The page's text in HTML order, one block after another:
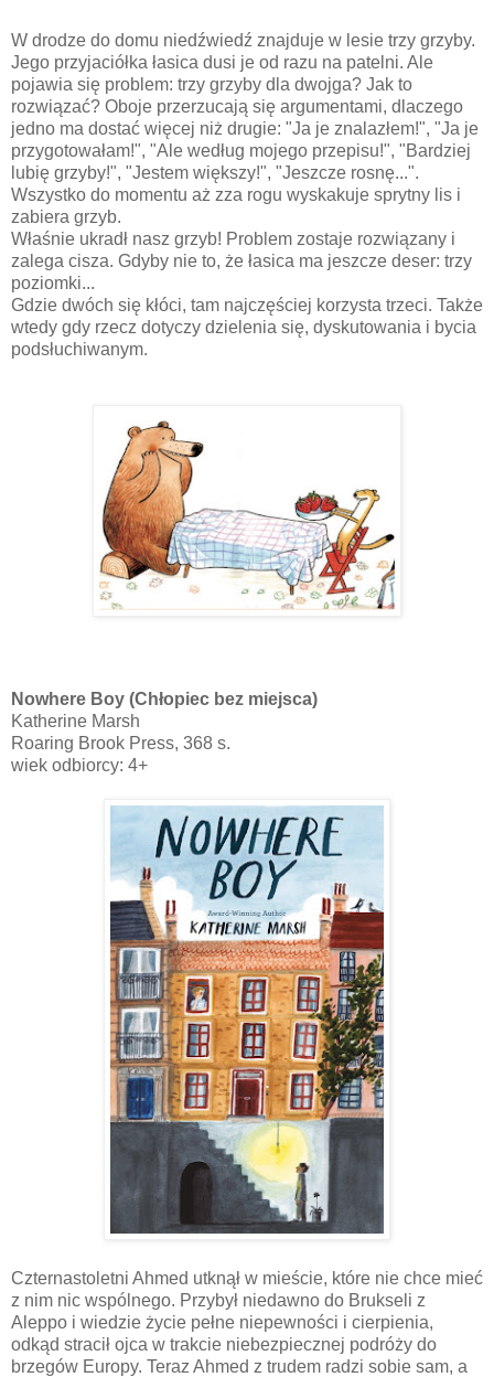
W drodze do domu niedźwiedź znajduje w lesie trzy grzyby.
Jego przyjaciółka łasica dusi je od razu na patelni. Ale
pojawia się problem: trzy grzyby dla dwojga? Jak to
rozwiązać? Oboje przerzucają się argumentami, dlaczego
jedno ma dostać więcej niż drugie: "Ja je znalazłem!", "Ja je
przygotowałam!", "Ale według mojego przepisu!", "Bardziej
lubię grzyby!", "Jestem większy!", "Jeszcze rosnę...".
Wszystko do momentu aż zza rogu wyskakuje sprytny lis i
zabiera grzyb.
Właśnie ukradł nasz grzyb! Problem zostaje rozwiązany i
zalega cisza. Gdyby nie to, że łasica ma jeszcze deser: trzy
poziomki...
Gdzie dwóch się kłóci, tam najczęściej korzysta trzeci. Także
wtedy gdy rzecz dotyczy dzielenia się, dyskutowania i bycia
podsłuchiwanym.
Nowhere Boy (Chłopiec bez miejsca)
Katherine Marsh
Roaring Brook Press, 368 s.
wiek odbiorcy: 4+
Czternastoletni Ahmed utknął w mieście, które nie chce mieć
z nim nic wspólnego. Przybył niedawno do Brukseli z
Aleppo i wiedzie życie pełne niepewności i cierpienia,
odkąd stracił ojca w trakcie niebezpiecznej podróży do
brzegów Europy. Teraz Ahmed z trudem radzi sobie sam, a